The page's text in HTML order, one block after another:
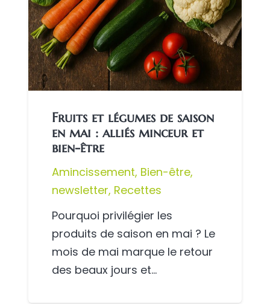
Fruits et légumes de saison
en mai : alliés minceur et
bien-être
Amincissement, Bien-être,
newsletter, Recettes
Pourquoi privilégier les
produits de saison en mai ? Le
mois de mai marque le retour
des beaux jours et…